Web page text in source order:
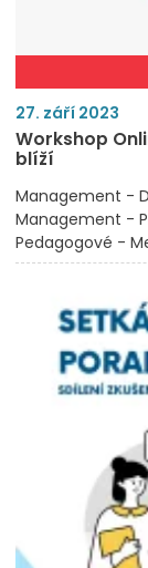
27. září 2023
Workshop
blíží
Management -
Management -
Pedagogové -